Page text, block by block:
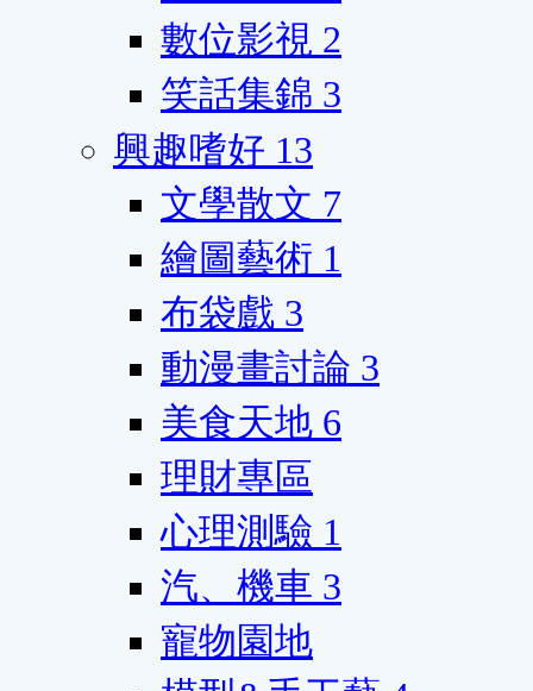
數位影視 2
笑話集錦 3
興趣嗜好 13
文學散文 7
繪圖藝術 1
布袋戲 3
動漫畫討論 3
美食天地 6
理財專區
心理測驗 1
汽、機車 3
寵物園地